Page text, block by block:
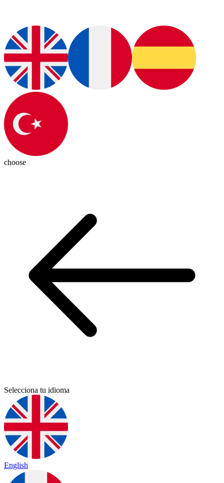
choose
Selecciona tu idioma
English